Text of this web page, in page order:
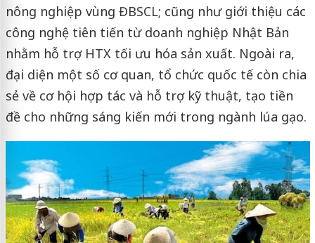
nông nghiệp vùng ĐBSCL; cũng như giới thiệu các
công nghệ tiên tiến từ doanh nghiệp Nhật Bản
nhằm hỗ trợ HTX tối ưu hóa sản xuất. Ngoài ra,
đại diện một số cơ quan, tổ chức quốc tế còn chia
sẻ về cơ hội hợp tác và hỗ trợ kỹ thuật, tạo tiền
đề cho những sáng kiến mới trong ngành lúa gạo.